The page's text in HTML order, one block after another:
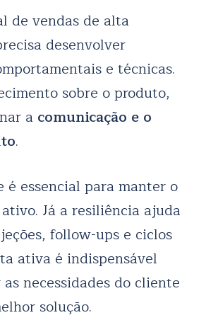
de vendas de alta
desenvolver
e técnicas.
sobre o produto,
a comunicação e o
.
essencial para manter o
Já a resiliência ajuda
follow-ups e ciclos
ativa é indispensável
necessidades do cliente
solução.